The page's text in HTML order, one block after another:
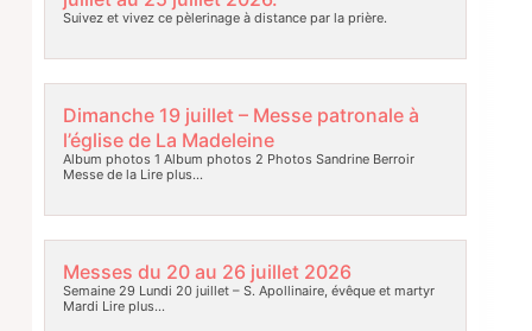
Suivez et vivez ce pèlerinage à distance par la prière.
Dimanche 19 juillet – Messe patronale à
l’église de La Madeleine
Album photos 1 Album photos 2 Photos Sandrine Berroir
Messe de laLire plus…
Messes du 20 au 26 juillet 2026
Semaine 29 Lundi 20 juillet – S. Apollinaire, évêque et martyr
Mardi Lire plus…